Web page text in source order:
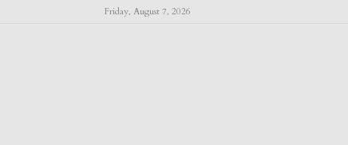
Friday, August 7, 2026